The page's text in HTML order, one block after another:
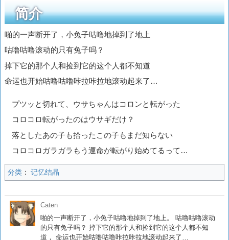
简介
啪的一声断开了，小兔子咕噜地掉到了地上
咕噜咕噜滚动的只有兔子吗？
掉下它的那个人和捡到它的这个人都不知道
命运也开始咕噜咕噜咔拉咔拉地滚动起来了…
プツッと切れて、ウサちゃんはコロンと転がった
コロコロ転がったのはウサギだけ？
落としたあの子も拾ったこの子もまだ知らない
コロコロガラガラもう運命が転がり始めてるって…
分类： 记忆结晶
Caten
啪的一声断开了，小兔子咕噜地掉到了地上。 咕噜咕噜滚动
的只有兔子吗？ 掉下它的那个人和捡到它的这个人都不知
道， 命运也开始咕噜咕噜咔拉咔拉地滚动起来了…